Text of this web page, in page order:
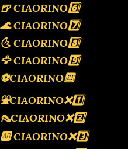
🍺 CIAORINO6️⃣
🌊 CIAORINO7️⃣
🌜 CIAORINO8️⃣
🦅 CIAORINO9️⃣
⚽️CIAORINO🔟
⛲️CIAORINO❌️1️⃣
👠CIAORINO❌️2️⃣
🆎 CIAORINO❌️3️⃣